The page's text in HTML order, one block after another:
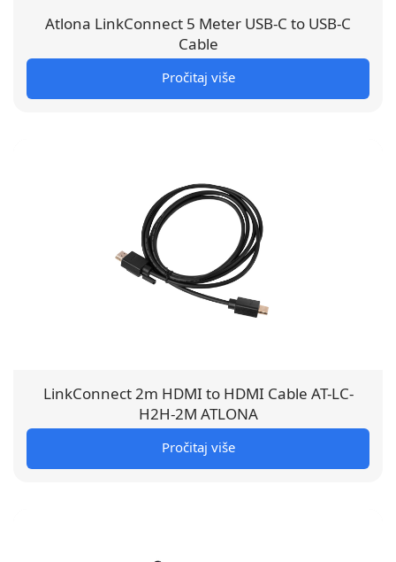
Atlona LinkConnect 5 Meter USB-C to USB-C
Cable
Pročitaj više
LinkConnect 2m HDMI to HDMI Cable AT-LC-
H2H-2M ATLONA
Pročitaj više